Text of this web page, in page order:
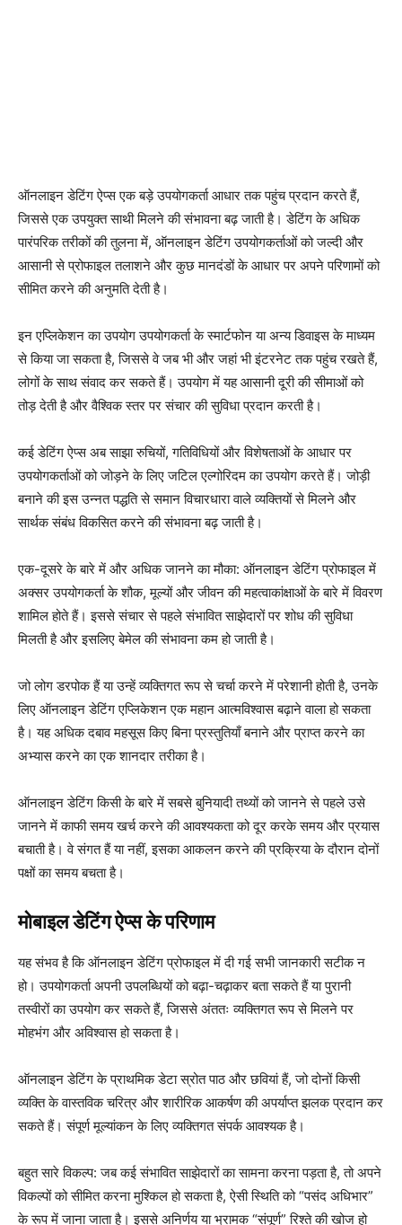
ऑनलाइन डेटिंग ऐप्स एक बड़े उपयोगकर्ता आधार तक पहुंच प्रदान करते हैं,
जिससे एक उपयुक्त साथी मिलने की संभावना बढ़ जाती है। डेटिंग के अधिक
पारंपरिक तरीकों की तुलना में, ऑनलाइन डेटिंग उपयोगकर्ताओं को जल्दी और
आसानी से प्रोफाइल तलाशने और कुछ मानदंडों के आधार पर अपने परिणामों को
सीमित करने की अनुमति देती है।
इन एप्लिकेशन का उपयोग उपयोगकर्ता के स्मार्टफोन या अन्य डिवाइस के माध्यम
से किया जा सकता है, जिससे वे जब भी और जहां भी इंटरनेट तक पहुंच रखते हैं,
लोगों के साथ संवाद कर सकते हैं। उपयोग में यह आसानी दूरी की सीमाओं को
तोड़ देती है और वैश्विक स्तर पर संचार की सुविधा प्रदान करती है।
कई डेटिंग ऐप्स अब साझा रुचियों, गतिविधियों और विशेषताओं के आधार पर
उपयोगकर्ताओं को जोड़ने के लिए जटिल एल्गोरिदम का उपयोग करते हैं। जोड़ी
बनाने की इस उन्नत पद्धति से समान विचारधारा वाले व्यक्तियों से मिलने और
सार्थक संबंध विकसित करने की संभावना बढ़ जाती है।
एक-दूसरे के बारे में और अधिक जानने का मौका: ऑनलाइन डेटिंग प्रोफाइल में
अक्सर उपयोगकर्ता के शौक, मूल्यों और जीवन की महत्वाकांक्षाओं के बारे में विवरण
शामिल होते हैं। इससे संचार से पहले संभावित साझेदारों पर शोध की सुविधा
मिलती है और इसलिए बेमेल की संभावना कम हो जाती है।
जो लोग डरपोक हैं या उन्हें व्यक्तिगत रूप से चर्चा करने में परेशानी होती है, उनके
लिए ऑनलाइन डेटिंग एप्लिकेशन एक महान आत्मविश्वास बढ़ाने वाला हो सकता
है। यह अधिक दबाव महसूस किए बिना प्रस्तुतियाँ बनाने और प्राप्त करने का
अभ्यास करने का एक शानदार तरीका है।
ऑनलाइन डेटिंग किसी के बारे में सबसे बुनियादी तथ्यों को जानने से पहले उसे
जानने में काफी समय खर्च करने की आवश्यकता को दूर करके समय और प्रयास
बचाती है। वे संगत हैं या नहीं, इसका आकलन करने की प्रक्रिया के दौरान दोनों
पक्षों का समय बचता है।
मोबाइल डेटिंग ऐप्स के परिणाम
यह संभव है कि ऑनलाइन डेटिंग प्रोफाइल में दी गई सभी जानकारी सटीक न
हो। उपयोगकर्ता अपनी उपलब्धियों को बढ़ा-चढ़ाकर बता सकते हैं या पुरानी
तस्वीरों का उपयोग कर सकते हैं, जिससे अंततः व्यक्तिगत रूप से मिलने पर
मोहभंग और अविश्वास हो सकता है।
ऑनलाइन डेटिंग के प्राथमिक डेटा स्रोत पाठ और छवियां हैं, जो दोनों किसी
व्यक्ति के वास्तविक चरित्र और शारीरिक आकर्षण की अपर्याप्त झलक प्रदान कर
सकते हैं। संपूर्ण मूल्यांकन के लिए व्यक्तिगत संपर्क आवश्यक है।
बहुत सारे विकल्प: जब कई संभावित साझेदारों का सामना करना पड़ता है, तो अपने
विकल्पों को सीमित करना मुश्किल हो सकता है, ऐसी स्थिति को “पसंद अधिभार”
के रूप में जाना जाता है। इससे अनिर्णय या भ्रामक “संपूर्ण” रिश्ते की खोज हो